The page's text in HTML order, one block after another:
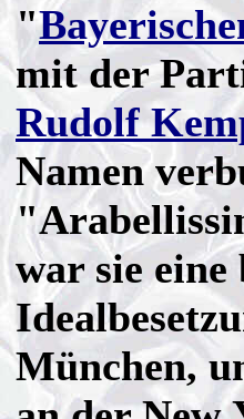
"
mit der
Rudolf
Namen
war sie
München,